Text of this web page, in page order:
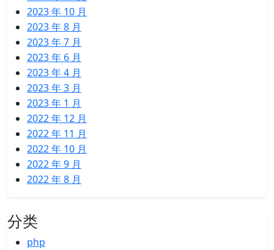
2023 年 10 月
2023 年 8 月
2023 年 7 月
2023 年 6 月
2023 年 4 月
2023 年 3 月
2023 年 1 月
2022 年 12 月
2022 年 11 月
2022 年 10 月
2022 年 9 月
2022 年 8 月
分类
php